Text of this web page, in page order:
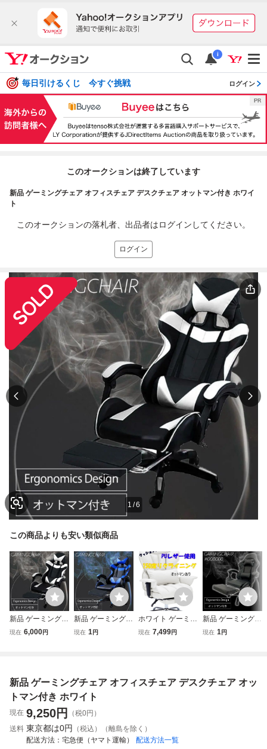
i
毎日引けるくじ 今すぐ挑戦 ログイン
このオークションは終了しています
新品 ゲーミングチェア オフィスチェア デスクチェア オットマン付き ホワイ
ト
このオークションの落札者、出品者はログインしてください。
ログイン
1 /6
この商品よりも安い類似商品
新品 ゲーミングチ
ェア オフィスチェ
現在 6,000円
新品 ゲーミングチ
ェア オフィスチェ
現在 1円
ホワイト ゲーミン
グチェア 150°リ
現在 7,499円
新品 ゲーミングチ
ェア オフィスチェ
現在 1円
新品 ゲーミングチェア オフィスチェア デスクチェア オッ
トマン付き ホワイト
現在 9,250円
（税0円）
送料 東京都は0円
（税込）（離島を除く）
配送方法
宅急便（ヤマト運輸） 配送方法一覧